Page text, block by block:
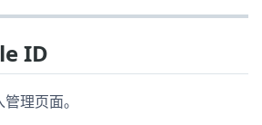
ID
理页面。